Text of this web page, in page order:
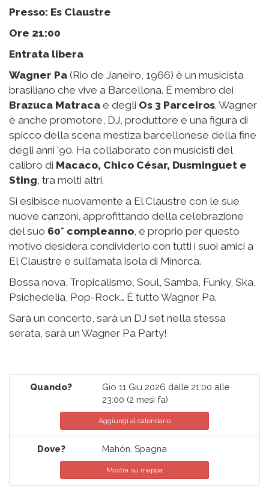
Presso: Es Claustre
Ore 21:00
Entrata libera
Wagner Pa (Rio de Janeiro, 1966) è un musicista
brasiliano che vive a Barcellona. È membro dei
Brazuca Matraca e degli Os 3 Parceiros. Wagner
è anche promotore, DJ, produttore e una figura di
spicco della scena mestiza barcellonese della fine
degli anni ’90. Ha collaborato con musicisti del
calibro di Macaco, Chico César, Dusminguet e
Sting , tra molti altri.
Si esibisce nuovamente a El Claustre con le sue
nuove canzoni, approfittando della celebrazione
del suo 60° compleanno , e proprio per questo
motivo desidera condividerlo con tutti i suoi amici a
El Claustre e sull’amata isola di Minorca.
Bossa nova, Tropicalismo, Soul, Samba, Funky, Ska,
Psichedelia, Pop-Rock… È tutto Wagner Pa.
Sarà un concerto, sarà un DJ set nella stessa
serata, sarà un Wagner Pa Party!
Quando?
Gio 11 Giu 2026 dalle 21:00 alle
23:00 (2 mesi fa)
Aggiungi al calendario
Dove? Mahón, Spagna
Mostra su mappa